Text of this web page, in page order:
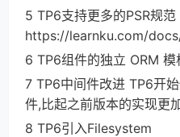
5 TP6支持更多的PSR规范
https://learnku.com/
6 TP6组件的独立 ORM 模
7 TP6中间件改进 TP6开
件,比起之前版本的实现更
8 TP6引入Filesystem